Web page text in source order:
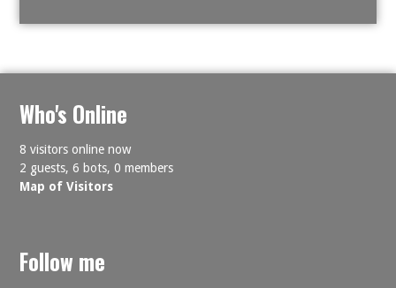
Who's Online
8 visitors online now
2 guests, 6 bots, 0 members
Map of Visitors
Follow me